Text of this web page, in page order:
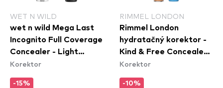
WET N WILD
wet n wild Mega Last
Incognito Full Coverage
Concealer - Light
Medium
Korektor
-15%
RIMMEL LONDON
Rimmel London
hydratačný korektor -
Kind & Free Concealer -
30 Medium
Korektor
-10%